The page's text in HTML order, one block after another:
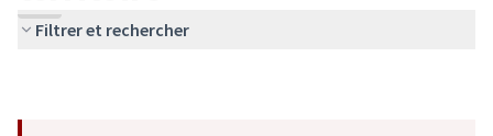
Filtrer et rechercher